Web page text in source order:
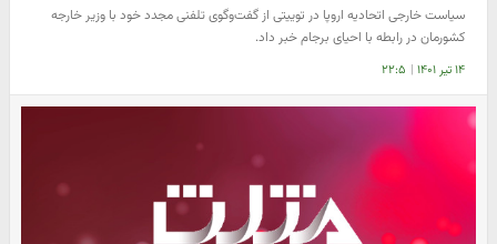
سیاست خارجی اتحادیه اروپا در توییتی از گفت‌وگوی تلفنی مجدد خود با وزیر خارجه
کشورمان در رابطه با احیای برجام خبر داد.
۱۴ تیر ۱۴۰۱ | ۲۲:۵